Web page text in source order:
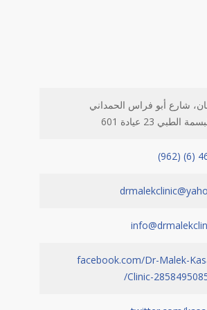
شارع أبو فراس الحمداني
23 عيادة 601
facebook.com/Dr-Malek-
Clinic-